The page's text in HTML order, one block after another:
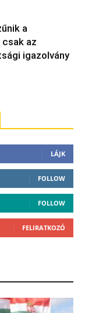
a
az
igazolvány
LÁJK
FOLLOW
FOLLOW
FELIRATKOZÓ